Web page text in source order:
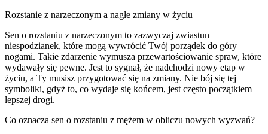
Rozstanie z narzeczonym a nagłe zmiany w życiu
Sen o rozstaniu z narzeczonym to zazwyczaj zwiastun
niespodzianek, które mogą wywrócić Twój porządek do góry
nogami. Takie zdarzenie wymusza przewartościowanie spraw, które
wydawały się pewne. Jest to sygnał, że nadchodzi nowy etap w
życiu, a Ty musisz przygotować się na zmiany. Nie bój się tej
symboliki, gdyż to, co wydaje się końcem, jest często początkiem
lepszej drogi.
Co oznacza sen o rozstaniu z mężem w obliczu nowych wyzwań?